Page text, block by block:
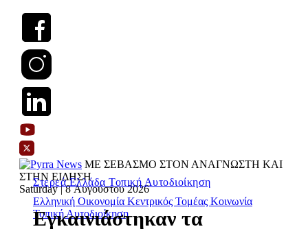
ΜΕ ΣΕΒΑΣΜΟ ΣΤΟΝ ΑΝΑΓΝΩΣΤΗ ΚΑΙ
ΣΤΗΝ ΕΙΔΗΣΗ
Saturday | 8 Αυγούστου 2026
Ελληνική Οικονομία Κεντρικός Τομέας Κοινωνία
Τοπική Αυτοδιοίκηση
Στερεά Ελλάδα Τοπική Αυτοδιοίκηση
Εγκαινιάστηκαν τα